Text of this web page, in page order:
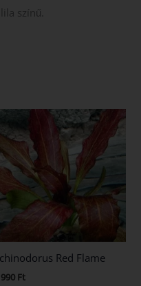
színű.
Red Flame
Ft